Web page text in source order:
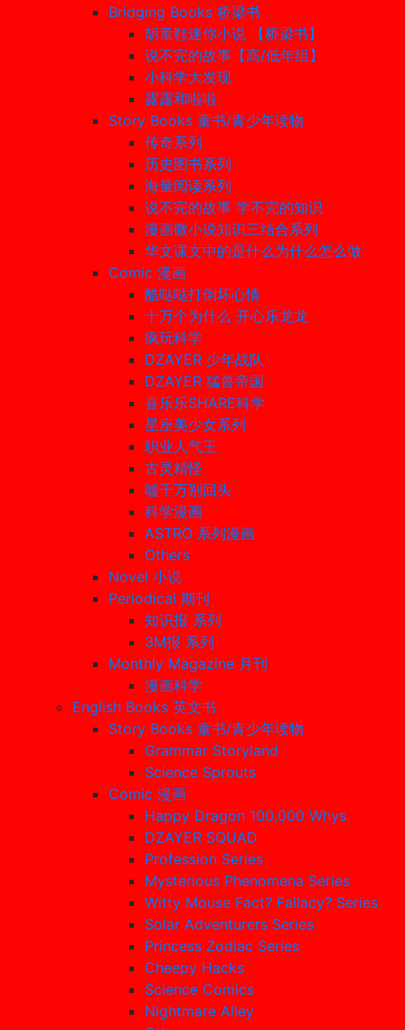
Bridging Books 桥梁书
胡童鞋迷你小说 【桥梁书】
说不完的故事【高/低年组】
小科学大发现
露露和啦啦
Story Books 童书/青少年读物
传奇系列
历史图书系列
海量阅读系列
说不完的故事 学不完的知识
漫画微小说知识三结合系列
华文课文中的是什么为什么怎么做
Comic 漫画
酷哒哒打倒坏心情
十万个为什么 开心乐龙龙
疯玩科学
DZAYER 少年战队
DZAYER 猛兽帝国
喜乐乐SHARE科学
星座美少女系列
职业人气王
古灵精怪
嘘千万别回头
科学漫画
ASTRO 系列漫画
Others
Novel 小说
Periodical 期刊
知识报 系列
3M报 系列
Monthly Magazine 月刊
漫画科学
English Books 英文书
Story Books 童书/青少年读物
Grammar Storyland
Science Sprouts
Comic 漫画
Happy Dragon 100,000 Whys
DZAYER SQUAD
Profession Series
Mysterious Phenomena Series
Witty Mouse Fact? Fallacy? Series
Solar Adventurers Series
Princess Zodiac Series
Cheepy Hacks
Science Comics
Nightmare Alley